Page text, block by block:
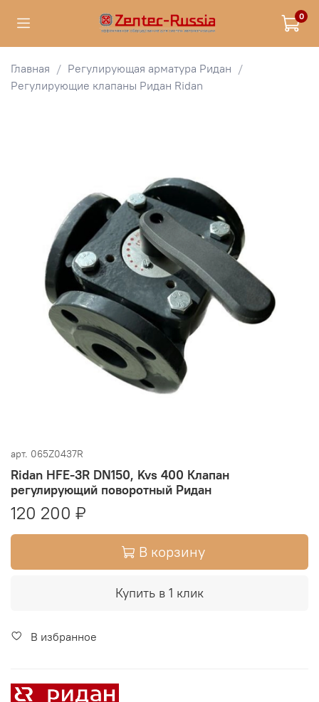
0
Главная
Регулирующая арматура Ридан
Регулирующие клапаны Ридан Ridan
арт. 065Z0437R
Ridan HFE-3R DN150, Kvs 400 Клапан
регулирующий поворотный Ридан
120 200 ₽
В корзину
Купить в 1 клик
В избранное